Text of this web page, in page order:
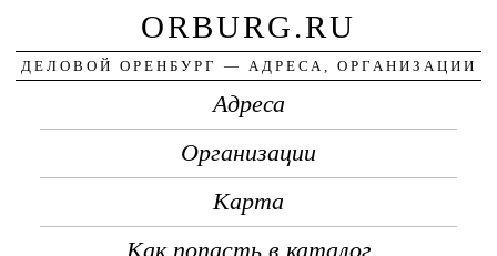
ORBURG.RU
ДЕЛОВОЙ ОРЕНБУРГ — АДРЕСА, ОРГАНИЗАЦИИ
Адреса
Организации
Карта
Как попасть в каталог